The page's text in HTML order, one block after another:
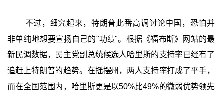
不过，细究起来，特朗普此番高调讨论中国，恐怕并
非单纯地想要宣扬自己的"功绩"。根据《福布斯》网站的最
新民调数据，民主党副总统候选人哈里斯的支持率已经有了
追赶上特朗普的趋势。在摇摆州，两人支持率打成了平手，
而在全国范围内，哈里斯更是以50%比49%的微弱优势领先